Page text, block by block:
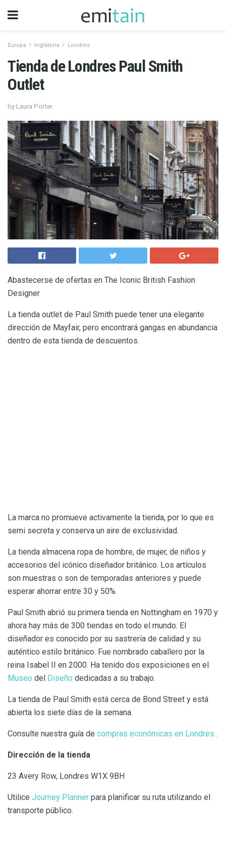
Europa Inglaterra Londres
Tienda de Londres Paul Smith
Outlet
by Laura Porter
Abastecerse de ofertas en The Iconic British Fashion
Designer
La tienda outlet de Paul Smith puede tener una elegante
dirección de Mayfair, pero encontrará gangas en abundancia
dentro de esta tienda de descuentos.
La marca no promueve activamente la tienda, por lo que es
semi secreta y conserva un aire de exclusividad.
La tienda almacena ropa de hombre, de mujer, de niños y
accesorios del icónico diseñador británico. Los artículos
son muestras o son de temporadas anteriores y puede
esperar ahorrar entre 30 y 50%.
Paul Smith abrió su primera tienda en Nottingham en 1970 y
ahora hay más de 300 tiendas en todo el mundo. El
diseñador es conocido por su sastrería de calidad y su
auténtico estilo británico. Fue nombrado caballero por la
reina Isabel II en 2000. Ha tenido dos exposiciones en el
Museo del Diseño dedicadas a su trabajo.
La tienda de Paul Smith está cerca de Bond Street y está
abierta los siete días de la semana.
Consulte nuestra guía de compras económicas en Londres .
Dirección de la tienda
23 Avery Row, Londres W1X 9BH
Utilice Journey Planner para planificar su ruta utilizando el
transporte público.